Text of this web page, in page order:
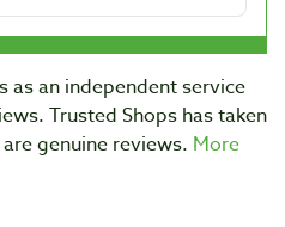
as an independent service
Trusted Shops has taken
genuine reviews. More